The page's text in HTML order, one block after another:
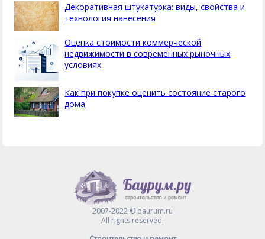
Декоративная штукатурка: виды, свойства и
технология нанесения
Оценка стоимости коммерческой
недвижимости в современных рыночных
условиях
Как при покупке оценить состояние старого
дома
2007-2022 © baurum.ru
All rights reserved.